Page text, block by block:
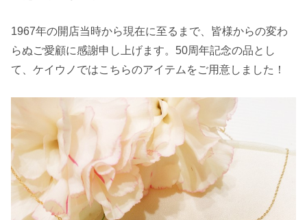
1967年の開店当時から現在に至るまで、皆様からの変わ
らぬご愛顧に感謝申し上げます。50周年記念の品とし
て、ケイウノではこちらのアイテムをご用意しました！